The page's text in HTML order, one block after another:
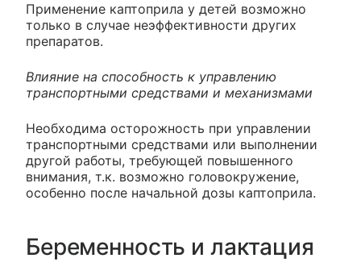
Применение каптоприла у детей возможно
только в случае неэффективности других
препаратов.
Влияние на способность к управлению
транспортными средствами и механизмами
Необходима осторожность при управлении
транспортными средствами или выполнении
другой работы, требующей повышенного
внимания, т.к. возможно головокружение,
особенно после начальной дозы каптоприла.
Беременность и лактация